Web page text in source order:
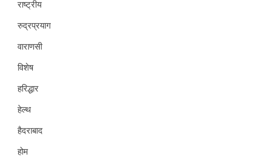
राष्ट्रीय
रुद्रप्रयाग
वाराणसी
विशेष
हरिद्धार
हेल्थ
हैदराबाद
होम